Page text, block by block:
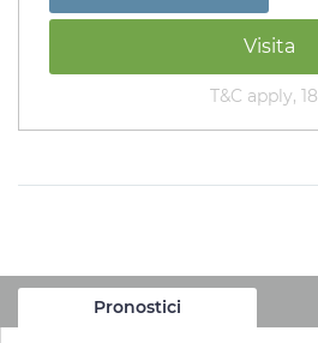
Visita
T&C apply,
Pronostici